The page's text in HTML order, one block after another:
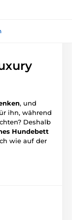
, und
ihn, während
Deshalb
Hundebett
wie auf der